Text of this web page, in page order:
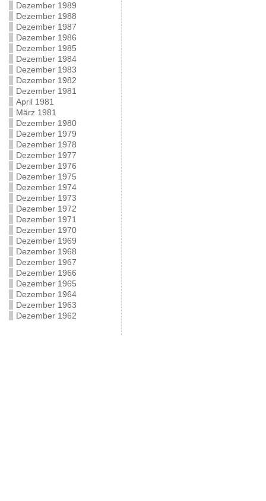
Dezember 1989
Dezember 1988
Dezember 1987
Dezember 1986
Dezember 1985
Dezember 1984
Dezember 1983
Dezember 1982
Dezember 1981
April 1981
März 1981
Dezember 1980
Dezember 1979
Dezember 1978
Dezember 1977
Dezember 1976
Dezember 1975
Dezember 1974
Dezember 1973
Dezember 1972
Dezember 1971
Dezember 1970
Dezember 1969
Dezember 1968
Dezember 1967
Dezember 1966
Dezember 1965
Dezember 1964
Dezember 1963
Dezember 1962